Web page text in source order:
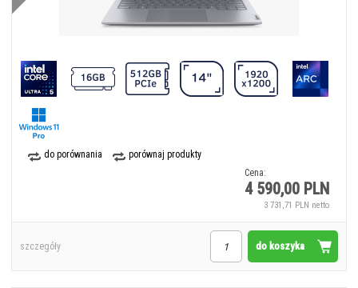
do porównania
porównaj produkty
Cena:
4 590,00 PLN
3 731,71 PLN netto
do koszyka
szczegóły